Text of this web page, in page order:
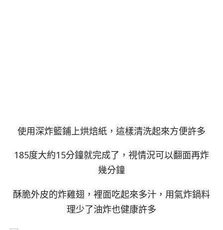
使用深炸籃鋪上烘焙紙，這樣清洗起來方便許多
185度大約15分鐘就完成了，視情況可以翻面再炸
幾分鐘
酥脆外皮的炸雞翅，裡面吃起來多汁，用氣炸鍋料
理少了油炸也健康許多